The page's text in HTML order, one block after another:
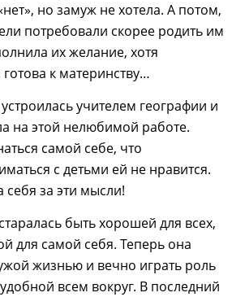
но замуж не хотела. А потом,
потребовали скорее родить им
их желание, хотя
к материнству…
устроиласьучителем географии и
на этой нелюбимой работе.
самой себе, что
с детьми ей не нравится.
себя за эти мысли!
быть хорошей для всех,
для самой себя. Теперь она
жизнью и вечно играть роль
всем вокруг. В последний